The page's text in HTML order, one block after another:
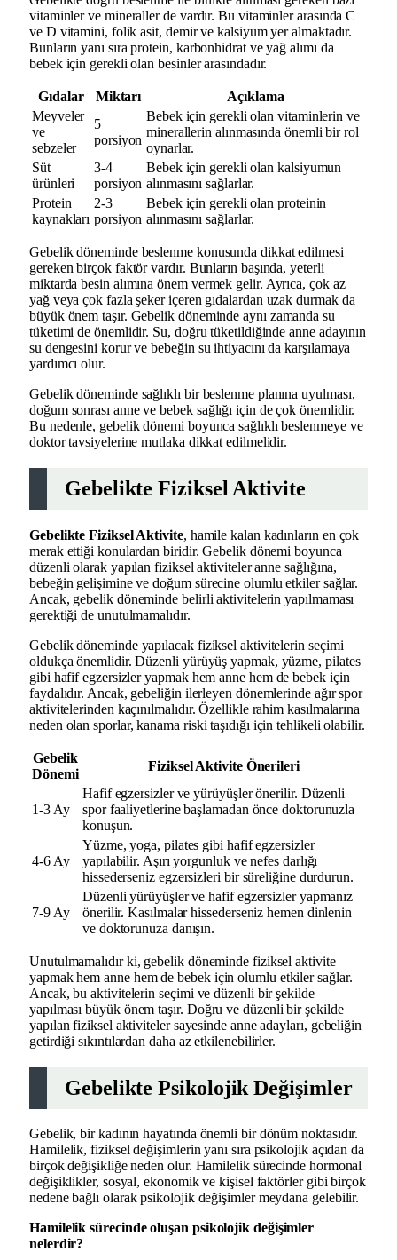
vitaminler ve mineraller de vardır. Bu vitaminler arasında C
ve D vitamini, folik asit, demir ve kalsiyum yer almaktadır.
Bunların yanı sıra protein, karbonhidrat ve yağ alımı da
bebek için gerekli olan besinler arasındadır.
Gıdalar Miktarı
Açıklama
Meyveler
ve
sebzeler
5
porsiyon
Bebek için gerekli olan vitaminlerin ve
minerallerin alınmasında önemli bir rol
oynarlar.
Süt
ürünleri
3-4
porsiyon
Bebek için gerekli olan kalsiyumun
alınmasını sağlarlar.
Protein
kaynakları
2-3
porsiyon
Bebek için gerekli olan proteinin
alınmasını sağlarlar.
Gebelik döneminde beslenme konusunda dikkat edilmesi
gereken birçok faktör vardır. Bunların başında, yeterli
miktarda besin alımına önem vermek gelir. Ayrıca, çok az
yağ veya çok fazla şeker içeren gıdalardan uzak durmak da
büyük önem taşır. Gebelik döneminde aynı zamanda su
tüketimi de önemlidir. Su, doğru tüketildiğinde anne adayının
su dengesini korur ve bebeğin su ihtiyacını da karşılamaya
yardımcı olur.
Gebelik döneminde sağlıklı bir beslenme planına uyulması,
doğum sonrası anne ve bebek sağlığı için de çok önemlidir.
Bu nedenle, gebelik dönemi boyunca sağlıklı beslenmeye ve
doktor tavsiyelerine mutlaka dikkat edilmelidir.
Gebelikte Fiziksel Aktivite
Gebelikte Fiziksel Aktivite, hamile kalan kadınların en çok
merak ettiği konulardan biridir. Gebelik dönemi boyunca
düzenli olarak yapılan fiziksel aktiviteler anne sağlığına,
bebeğin gelişimine ve doğum sürecine olumlu etkiler sağlar.
Ancak, gebelik döneminde belirli aktivitelerin yapılmaması
gerektiği de unutulmamalıdır.
Gebelik döneminde yapılacak fiziksel aktivitelerin seçimi
oldukça önemlidir. Düzenli yürüyüş yapmak, yüzme, pilates
gibi hafif egzersizler yapmak hem anne hem de bebek için
faydalıdır. Ancak, gebeliğin ilerleyen dönemlerinde ağır spor
aktivitelerinden kaçınılmalıdır. Özellikle rahim kasılmalarına
neden olan sporlar, kanama riski taşıdığı için tehlikeli olabilir.
Gebelik
Dönemi
Fiziksel Aktivite Önerileri
1-3 Ay
Hafif egzersizler ve yürüyüşler önerilir. Düzenli
spor faaliyetlerine başlamadan önce doktorunuzla
konuşun.
4-6 Ay
Yüzme, yoga, pilates gibi hafif egzersizler
yapılabilir. Aşırı yorgunluk ve nefes darlığı
hissederseniz egzersizleri bir süreliğine durdurun.
7-9 Ay
Düzenli yürüyüşler ve hafif egzersizler yapmanız
önerilir. Kasılmalar hissederseniz hemen dinlenin
ve doktorunuza danışın.
Unutulmamalıdır ki, gebelik döneminde fiziksel aktivite
yapmak hem anne hem de bebek için olumlu etkiler sağlar.
Ancak, bu aktivitelerin seçimi ve düzenli bir şekilde
yapılması büyük önem taşır. Doğru ve düzenli bir şekilde
yapılan fiziksel aktiviteler sayesinde anne adayları, gebeliğin
getirdiği sıkıntılardan daha az etkilenebilirler.
Gebelikte Psikolojik Değişimler
Gebelik, bir kadının hayatında önemli bir dönüm noktasıdır.
Hamilelik, fiziksel değişimlerin yanı sıra psikolojik açıdan da
birçok değişikliğe neden olur. Hamilelik sürecinde hormonal
değişiklikler, sosyal, ekonomik ve kişisel faktörler gibi birçok
nedene bağlı olarak psikolojik değişimler meydana gelebilir.
Hamilelik sürecinde oluşan psikolojik değişimler
nelerdir?